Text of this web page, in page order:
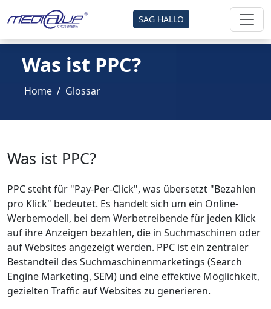
SAG HALLO
Was ist PPC?
Home Glossar
Was ist PPC?
PPC steht für "Pay-Per-Click", was übersetzt "Bezahlen
pro Klick" bedeutet. Es handelt sich um ein Online-
Werbemodell, bei dem Werbetreibende für jeden Klick
auf ihre Anzeigen bezahlen, die in Suchmaschinen oder
auf Websites angezeigt werden. PPC ist ein zentraler
Bestandteil des Suchmaschinenmarketings (Search
Engine Marketing, SEM) und eine effektive Möglichkeit,
gezielten Traffic auf Websites zu generieren.